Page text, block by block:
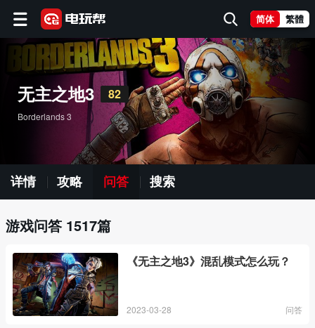
简体 繁體
无主之地3 82
Borderlands 3
详情 攻略 问答 搜索
游戏问答 1517篇
《无主之地3》混乱模式怎么玩？
2023-03-28 问答